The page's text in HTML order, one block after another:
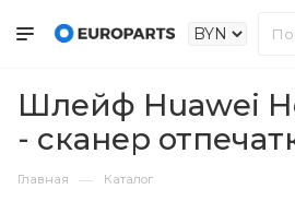
Шлейф Huawei
- сканер
Главная — Каталог